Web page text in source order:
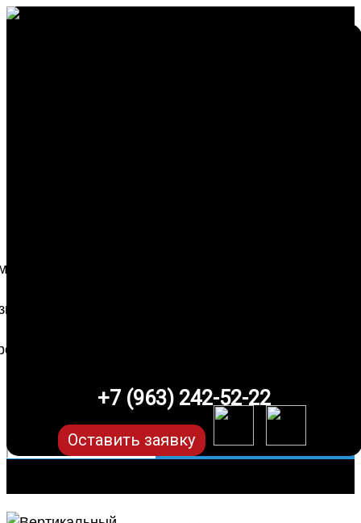
+7 (963) 242-52-22
Оставить заявку